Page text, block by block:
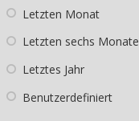
Letzten Monat
Letzten sechs Monate
Letztes Jahr
Benutzerdefiniert